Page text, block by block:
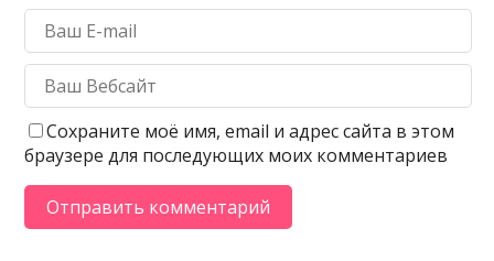
Сохраните моё имя, email и адрес сайта в этом
браузере для последующих моих комментариев